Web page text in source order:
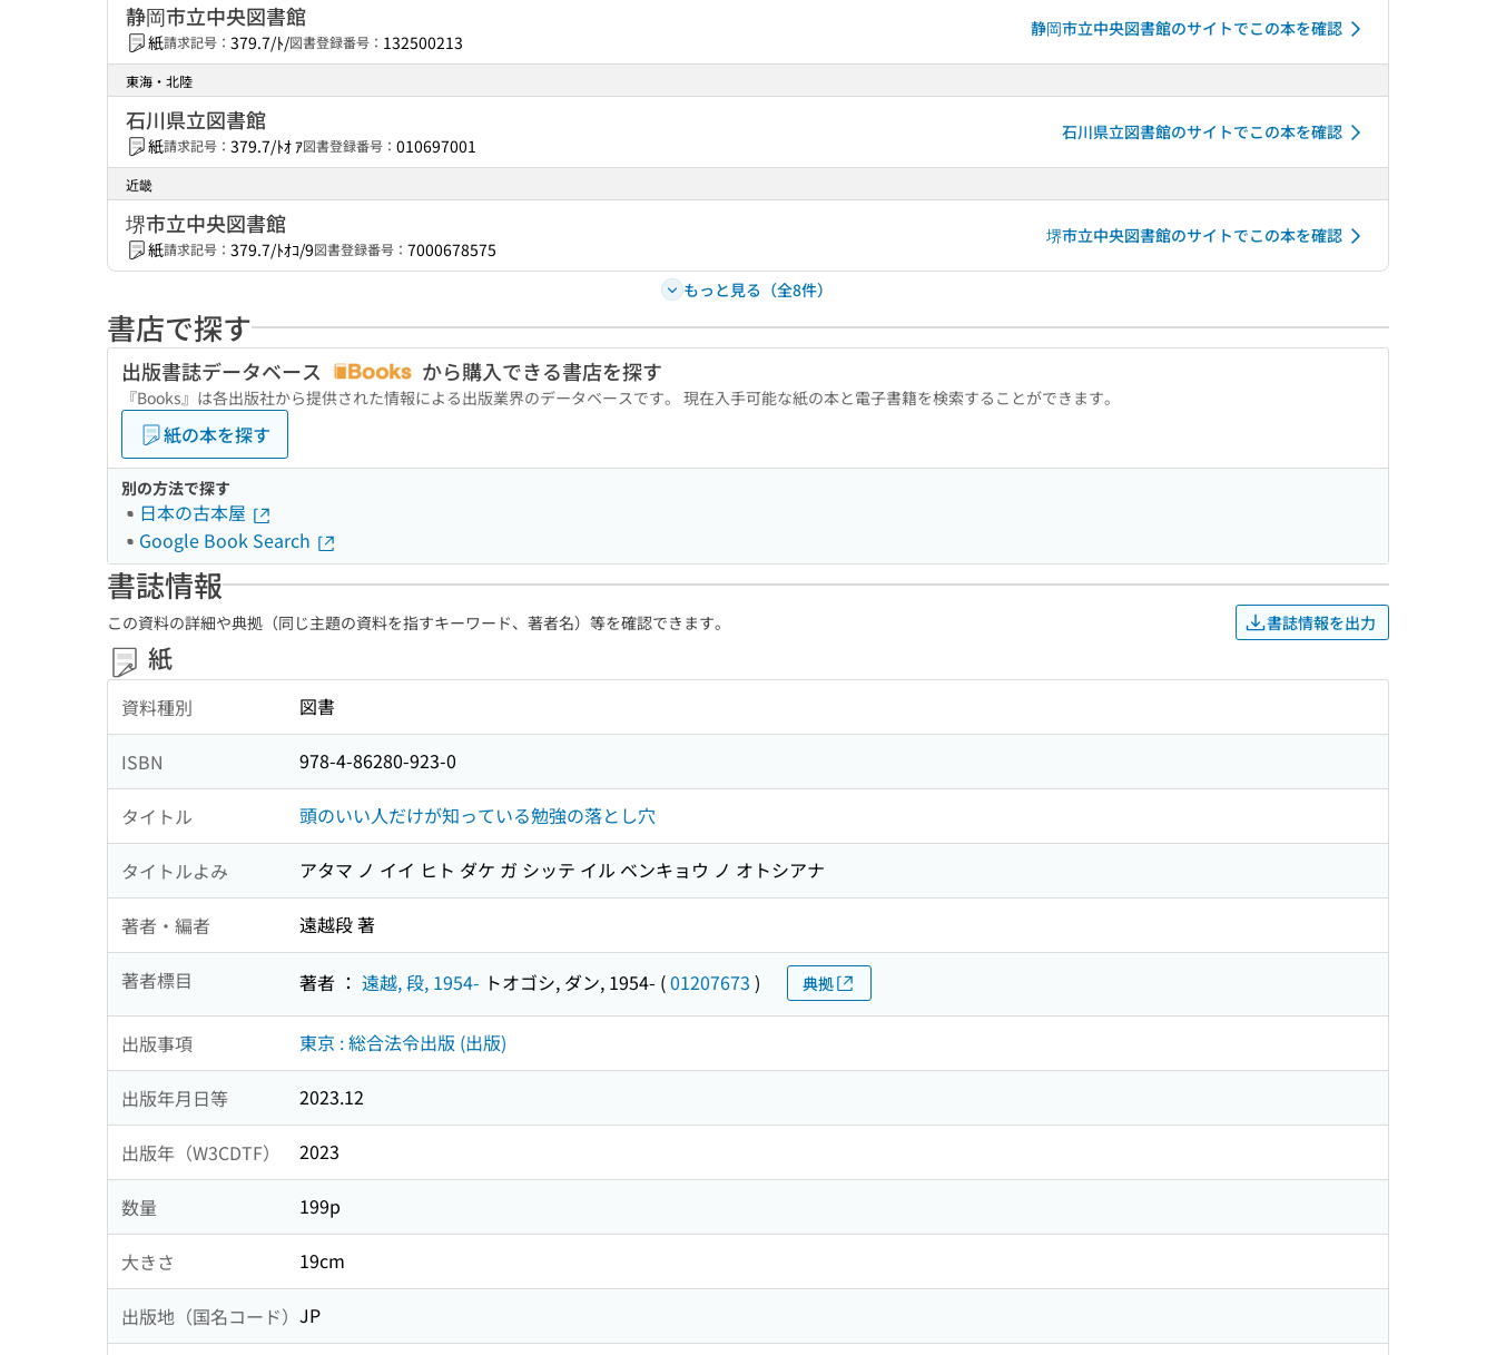
静岡市立中央図書館
紙請求記号： 379.7/ﾄ/図書登録番号： 132500213
静岡市立中央図書館のサイトでこの本を確認
東海・北陸
石川県立図書館
紙請求記号： 379.7/ﾄｵ ｱ図書登録番号： 010697001
石川県立図書館のサイトでこの本を確認
近畿
堺市立中央図書館
紙請求記号： 379.7/ﾄｵｺ/9図書登録番号： 7000678575
堺市立中央図書館のサイトでこの本を確認
もっと見る（全8件）
書店で探す
出版書誌データベース から購入できる書店を探す
『Books』は各出版社から提供された情報による出版業界のデータベースです。 現在入手可能な紙の本と電子書籍を検索することができます。
紙の本を探す
別の方法で探す
日本の古本屋
Google Book Search
書誌情報
この資料の詳細や典拠（同じ主題の資料を指すキーワード、著者名）等を確認できます。 書誌情報を出力
紙
資料種別 図書
ISBN 978-4-86280-923-0
タイトル 頭のいい人だけが知っている勉強の落とし穴
タイトルよみ アタマ ノ イイ ヒト ダケ ガ シッテ イル ベンキョウ ノ オトシアナ
著者・編者 遠越段 著
著者標目 著者 ： 遠越, 段, 1954- トオゴシ, ダン, 1954- (01207673 ) 典拠
出版事項 東京 : 総合法令出版 (出版)
出版年月日等 2023.12
出版年（W3CDTF） 2023
数量 199p
大きさ 19cm
出版地（国名コード） JP